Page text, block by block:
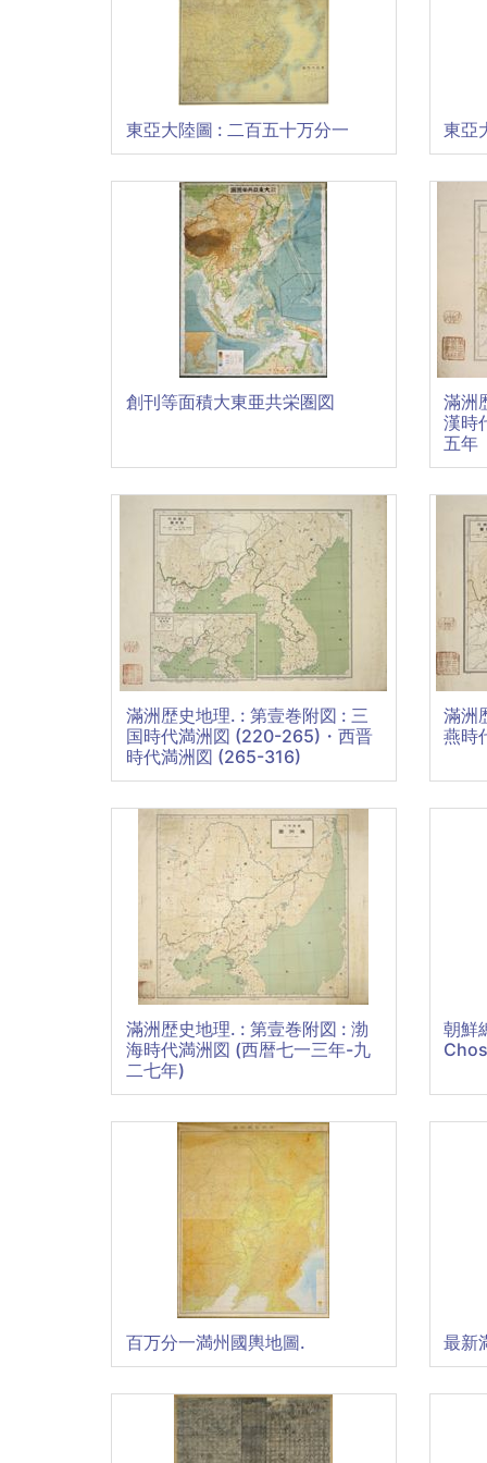
東亞大陸圖 : 二百五十万分一 東亞
創刊等面積大東亜共栄圏図
滿洲
漢時
五年
滿洲歴史地理. : 第壹巻附図 : 三
国時代満洲図 (220-265)・西晋
時代満洲図 (265-316)
滿洲
燕時
滿洲歴史地理. : 第壹巻附図 : 渤
海時代満洲図 (西暦七一三年-九
二七年)
朝鮮
百万分一満州國輿地圖. 最新